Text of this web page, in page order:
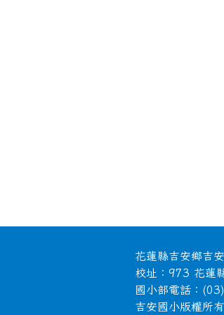
頁尾區域內容
花蓮縣吉安鄉吉
校址：973 花蓮
國小部電話：
吉安國小版權所